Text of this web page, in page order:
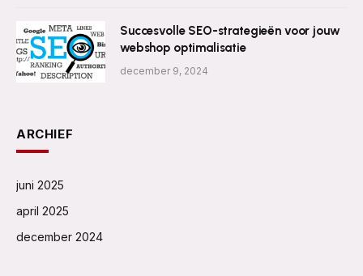
Succesvolle SEO-strategieën voor jouw
webshop optimalisatie
december 9, 2024
ARCHIEF
juni 2025
april 2025
december 2024